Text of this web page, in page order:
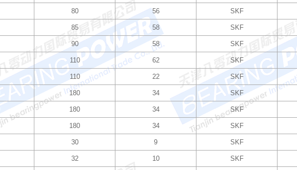
80 56 SKF
85 58 SKF
90 58 SKF
110 62 SKF
110 22 SKF
180 34 SKF
180 34 SKF
180 34 SKF
30 9 SKF
32 10 SKF